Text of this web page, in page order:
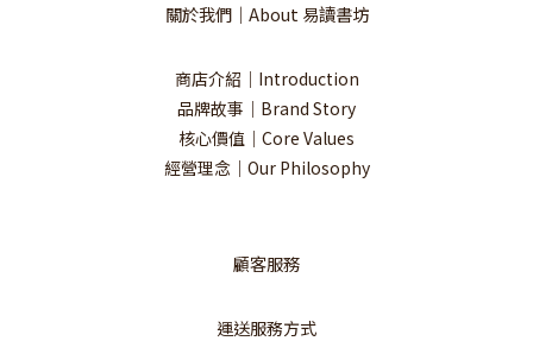
關於我們｜About 易讀書坊
商店介紹｜Introduction
品牌故事｜Brand Story
核心價值｜Core Values
經營理念｜Our Philosophy
顧客服務
運送服務方式